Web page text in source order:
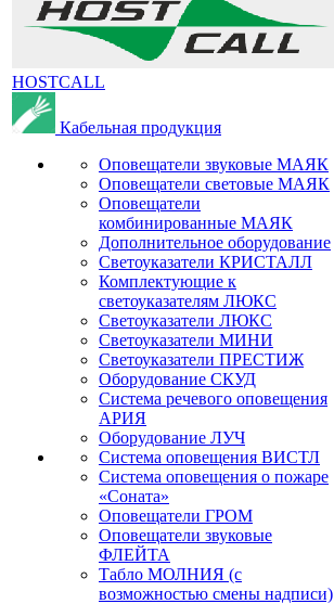
HOSTCALL
Кабельная продукция
Оповещатели звуковые МАЯК
Оповещатели световые МАЯК
Оповещатели
комбинированные МАЯК
Дополнительное оборудование
Светоуказатели КРИСТАЛЛ
Комплектующие к
светоуказателям ЛЮКС
Светоуказатели ЛЮКС
Светоуказатели МИНИ
Светоуказатели ПРЕСТИЖ
Оборудование СКУД
Система речевого оповещения
АРИЯ
Оборудование ЛУЧ
Система оповещения ВИСТЛ
Система оповещения о пожаре
«Соната»
Оповещатели ГРОМ
Оповещатели звуковые
ФЛЕЙТА
Табло МОЛНИЯ (с
возможностью смены надписи)